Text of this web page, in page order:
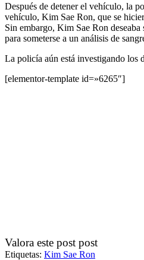
Después de detener el vehículo, la
vehículo, Kim Sae Ron, que se
Sin embargo, Kim Sae Ron deseaba
para someterse a un análisis de
La policía aún está investigando los
[elementor-template id=»6265″]
Valora este post post
Etiquetas: Kim Sae Ron